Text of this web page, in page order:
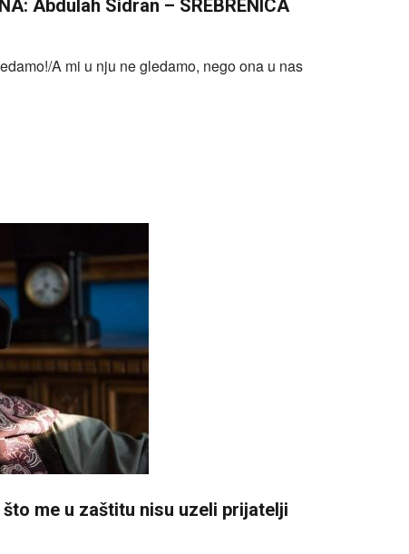
Abdulah Sidran – SREBRENICA
A mi u nju ne gledamo, nego ona u nas
me u zaštitu nisu uzeli prijatelji